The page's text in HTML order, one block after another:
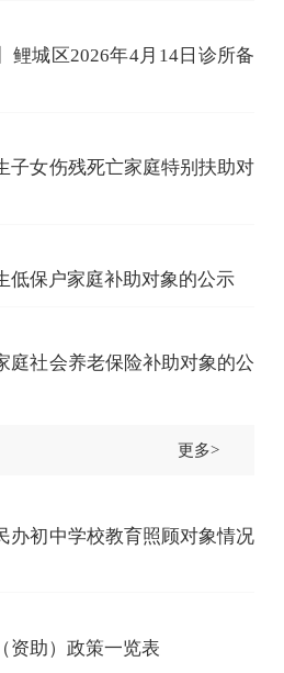
鲤城区2026年4月14日诊所备
子女伤残死亡家庭特别扶助对
低保户家庭补助对象的公示
庭社会养老保险补助对象的公
更多>
办初中学校教育照顾对象情况
资助）政策一览表